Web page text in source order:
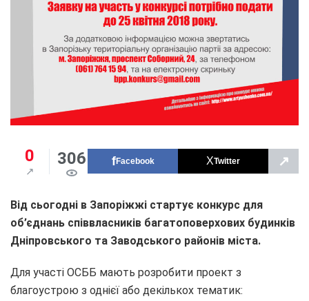
0 306 Facebook Twitter ↗
Від сьогодні в Запоріжжі стартує конкурс для
об’єднань співвласників багатоповерхових будинків
Дніпровського та Заводського районів міста.
Для участі ОСББ мають розробити проект з
благоустрою з однієї або декількох тематик: